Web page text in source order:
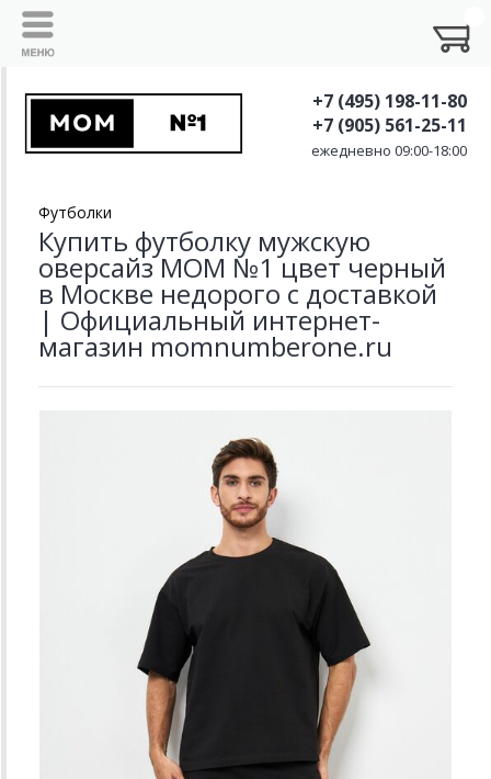
+7 (495) 198-11-80
+7 (905) 561-25-11
ежедневно 09:00-18:00
Футболки
Купить футболку мужскую
оверсайз MOM №1 цвет черный
в Москве недорого с доставкой
| Официальный интернет-
магазин momnumberone.ru